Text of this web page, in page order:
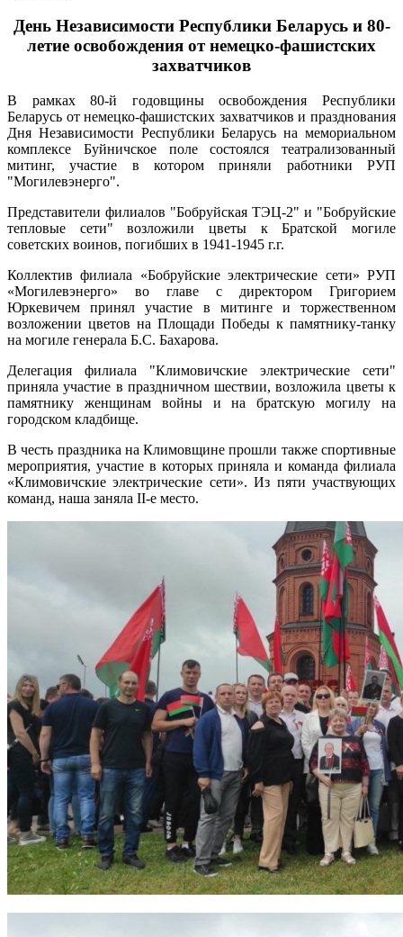
День Независимости Республики Беларусь и 80-
летие освобождения от немецко-фашистских
захватчиков
В рамках 80-й годовщины освобождения Республики
Беларусь от немецко-фашистских захватчиков и празднования
Дня Независимости Республики Беларусь на мемориальном
комплексе Буйничское поле состоялся театрализованный
митинг, участие в котором приняли работники РУП
"Могилевэнерго".
Представители филиалов "Бобруйская ТЭЦ-2" и "Бобруйские
тепловые сети" возложили цветы к Братской могиле
советских воинов, погибших в 1941-1945 г.г.
Коллектив филиала «Бобруйские электрические сети» РУП
«Могилевэнерго» во главе с директором Григорием
Юркевичем принял участие в митинге и торжественном
возложении цветов на Площади Победы к памятнику-танку
на могиле генерала Б.С. Бахарова.
Делегация филиала "Климовичские электрические сети"
приняла участие в праздничном шествии, возложила цветы к
памятнику женщинам войны и на братскую могилу на
городском кладбище.
В честь праздника на Климовщине прошли также спортивные
мероприятия, участие в которых приняла и команда филиала
«Климовичские электрические сети». Из пяти участвующих
команд, наша заняла II-е место.